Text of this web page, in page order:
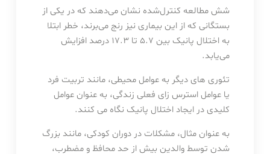
شش مطالعه کنترل‌شده نشان می‌دهند که در یکی از
بستگانی که از این بیماری نیز رنج می‌برند، خطر ابتلا
به اختلال پانیک بین ۵.۷ تا ۱۷.۳ درصد افزایش
می‌یابد.
تئوری های دیگر به عوامل محیطی، مانند تربیت فرد
یا عوامل استرس زای فعلی زندگی، به عنوان عوامل
کلیدی در ایجاد اختلال پانیک نگاه می کنند.
به عنوان مثال، مشکلات در دوران کودکی، مانند بزرگ
شدن توسط والدین بیش از حد محافظ و مضطرب،